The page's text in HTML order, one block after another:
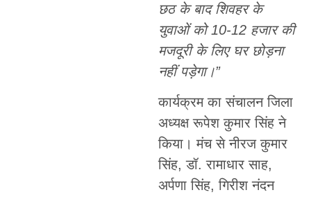
छठ के बाद शिवहर के
युवाओं को 10-12 हजार की
मजदूरी के लिए घर छोड़ना
नहीं पड़ेगा।”
कार्यक्रम का संचालन जिला
अध्यक्ष रूपेश कुमार सिंह ने
किया। मंच से नीरज कुमार
सिंह, डॉ. रामाधार साह,
अर्पणा सिंह, गिरीश नंदन